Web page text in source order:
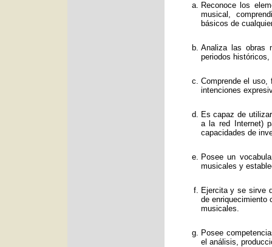
Reconoce los
musical,
básicos de
Analiza las obras
periodos
Comprende el
intenciones
Es capaz de
a la red Internet)
capacidades de
Posee un
musicales y
Ejercita y se sirve
de enriquecimiento
musicales.
Posee
el análisis,